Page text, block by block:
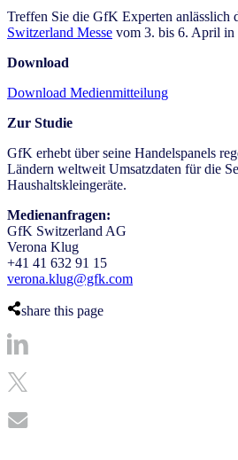
Treffen Sie die GfK Experten anlässlich
Switzerland Messe vom 3. bis 6. April
Download
Download Medienmitteilung
Zur Studie
GfK erhebt über seine Handelspanels
Ländern weltweit Umsatzdaten für die
Haushaltskleingeräte.
Medienanfragen:
GfK Switzerland AG
Verona Klug
+41 41 632 91 15
verona.klug@gfk.com
share this page